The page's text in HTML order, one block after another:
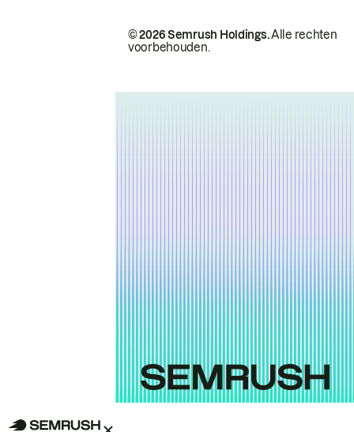
© 2026 Semrush Holdings.Alle rechten
voorbehouden.